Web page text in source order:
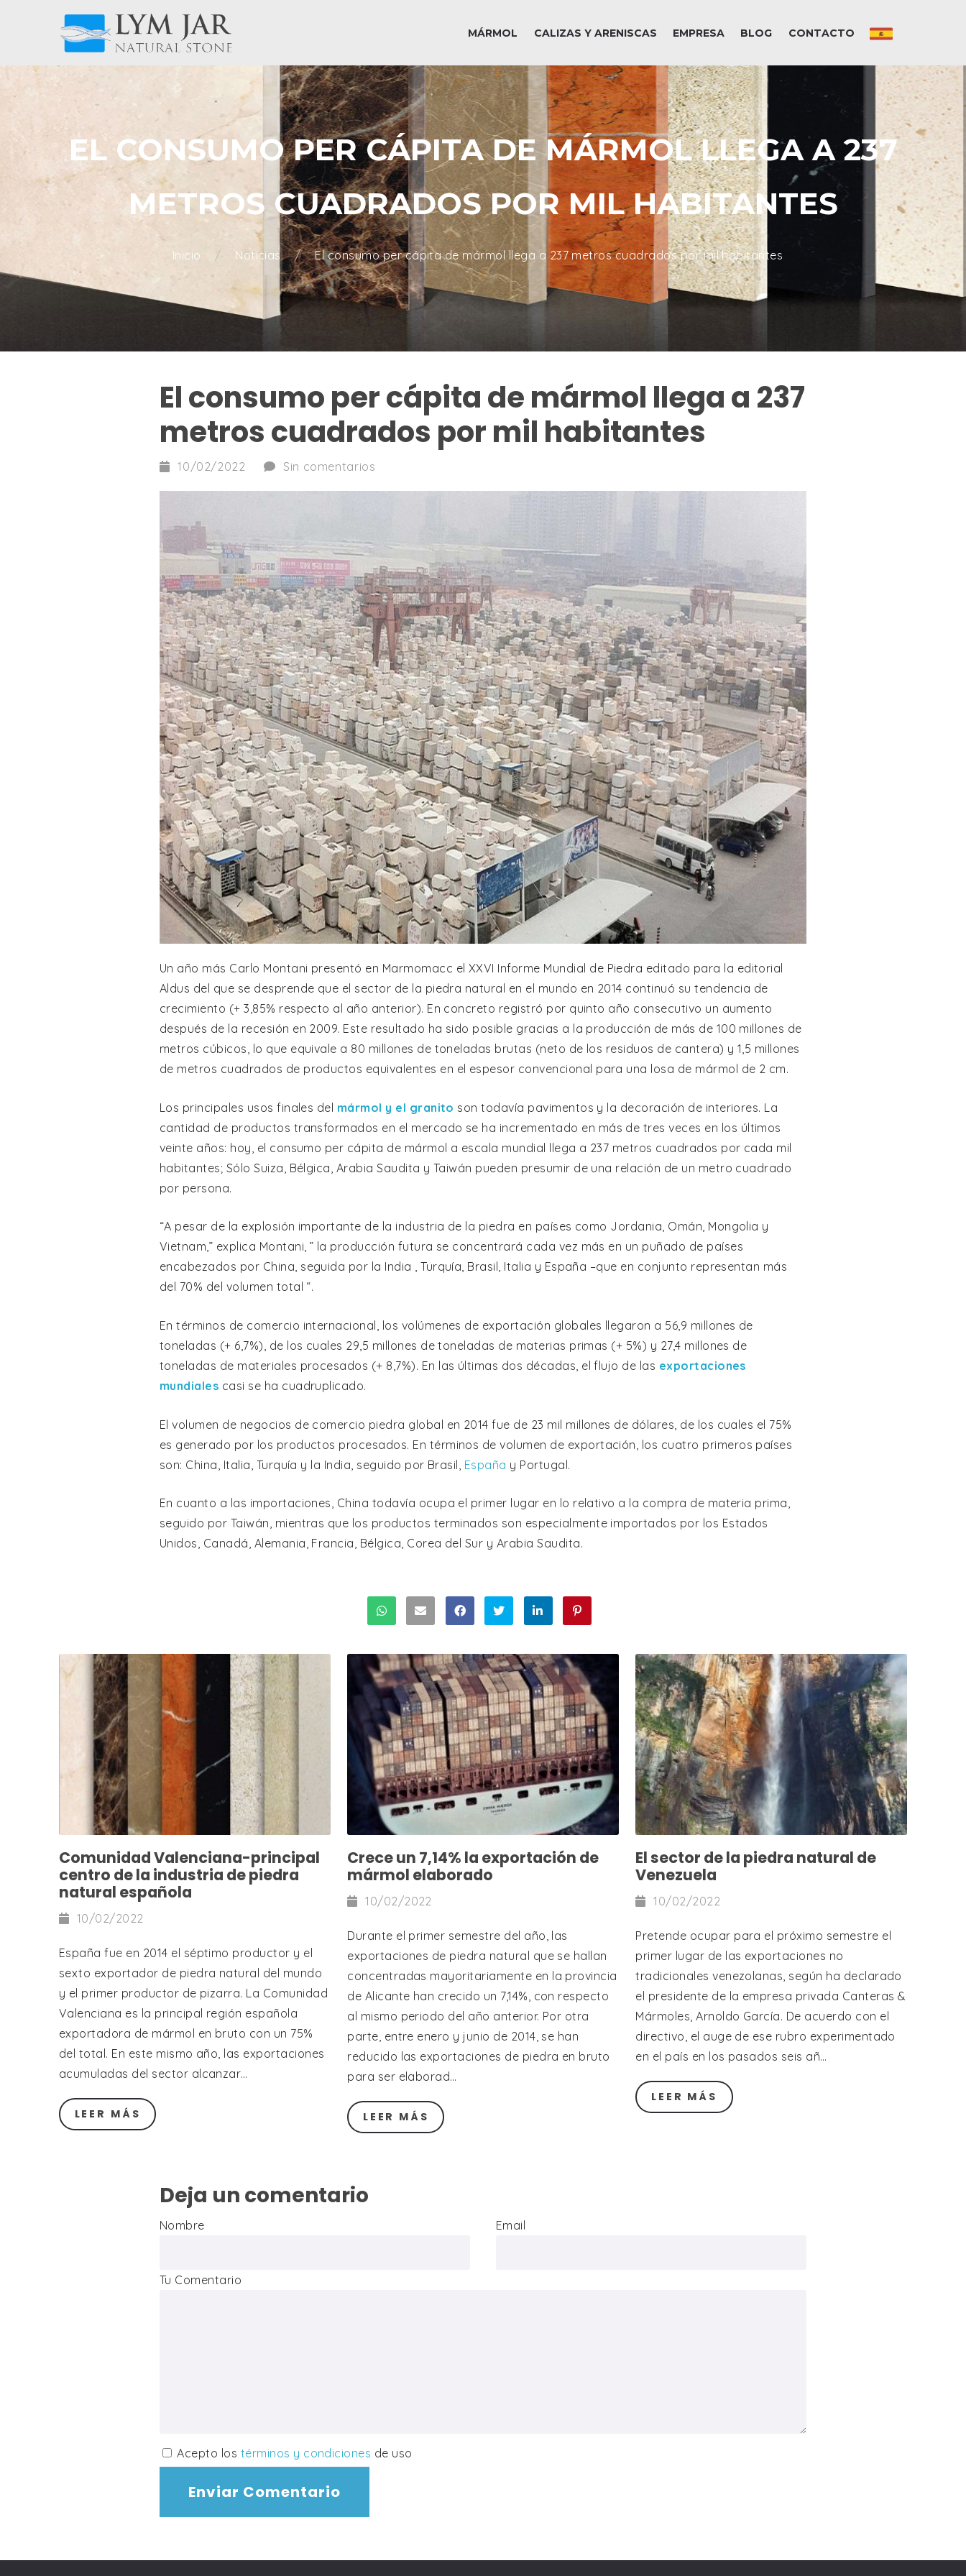
MÁRMOL CALIZAS Y ARENISCAS EMPRESA BLOG CONTACTO
EL CONSUMO PER CÁPITA DE MÁRMOL LLEGA A 237
METROS CUADRADOS POR MIL HABITANTES
Inicio Noticias El consumo per cápita de mármol llega a 237 metros cuadrados por mil habitantes
El consumo per cápita de mármol llega a 237
metros cuadrados por mil habitantes
10/02/2022 Sin comentarios
Un año más Carlo Montani presentó en Marmomacc el XXVI Informe Mundial de Piedra editado para la editorial
Aldus del que se desprende que el sector de la piedra natural en el mundo en 2014 continuó su tendencia de
crecimiento (+ 3,85% respecto al año anterior). En concreto registró por quinto año consecutivo un aumento
después de la recesión en 2009. Este resultado ha sido posible gracias a la producción de más de 100 millones de
metros cúbicos, lo que equivale a 80 millones de toneladas brutas (neto de los residuos de cantera) y 1,5 millones
de metros cuadrados de productos equivalentes en el espesor convencional para una losa de mármol de 2 cm.
Los principales usos finales del mármol y el granito son todavía pavimentos y la decoración de interiores. La
cantidad de productos transformados en el mercado se ha incrementado en más de tres veces en los últimos
veinte años: hoy, el consumo per cápita de mármol a escala mundial llega a 237 metros cuadrados por cada mil
habitantes; Sólo Suiza, Bélgica, Arabia Saudita y Taiwán pueden presumir de una relación de un metro cuadrado
por persona.
“A pesar de la explosión importante de la industria de la piedra en países como Jordania, Omán, Mongolia y
Vietnam,” explica Montani, ” la producción futura se concentrará cada vez más en un puñado de países
encabezados por China, seguida por la India , Turquía, Brasil, Italia y España –que en conjunto representan más
del 70% del volumen total “.
En términos de comercio internacional, los volúmenes de exportación globales llegaron a 56,9 millones de
toneladas (+ 6,7%), de los cuales 29,5 millones de toneladas de materias primas (+ 5%) y 27,4 millones de
toneladas de materiales procesados (+ 8,7%). En las últimas dos décadas, el flujo de las exportaciones
mundiales casi se ha cuadruplicado.
El volumen de negocios de comercio piedra global en 2014 fue de 23 mil millones de dólares, de los cuales el 75%
es generado por los productos procesados. En términos de volumen de exportación, los cuatro primeros países
son: China, Italia, Turquía y la India, seguido por Brasil, España y Portugal.
En cuanto a las importaciones, China todavía ocupa el primer lugar en lo relativo a la compra de materia prima,
seguido por Taiwán, mientras que los productos terminados son especialmente importados por los Estados
Unidos, Canadá, Alemania, Francia, Bélgica, Corea del Sur y Arabia Saudita.
Comunidad Valenciana-principal
centro de la industria de piedra
natural española
10/02/2022
España fue en 2014 el séptimo productor y el
sexto exportador de piedra natural del mundo
y el primer productor de pizarra. La Comunidad
Valenciana es la principal región española
exportadora de mármol en bruto con un 75%
del total. En este mismo año, las exportaciones
acumuladas del sector alcanzar…
LEER MÁS
Crece un 7,14% la exportación de
mármol elaborado
10/02/2022
Durante el primer semestre del año, las
exportaciones de piedra natural que se hallan
concentradas mayoritariamente en la provincia
de Alicante han crecido un 7,14%, con respecto
al mismo periodo del año anterior. Por otra
parte, entre enero y junio de 2014, se han
reducido las exportaciones de piedra en bruto
para ser elaborad…
LEER MÁS
El sector de la piedra natural de
Venezuela
10/02/2022
Pretende ocupar para el próximo semestre el
primer lugar de las exportaciones no
tradicionales venezolanas, según ha declarado
el presidente de la empresa privada Canteras &
Mármoles, Arnoldo García. De acuerdo con el
directivo, el auge de ese rubro experimentado
en el país en los pasados seis añ…
LEER MÁS
Deja un comentario
Nombre Email
Tu Comentario
Acepto los términos y condiciones de uso